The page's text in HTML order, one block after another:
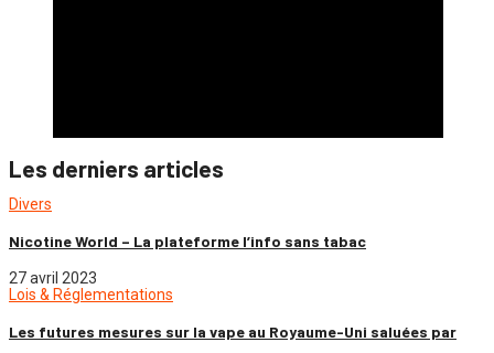
Les derniers articles
Divers
Nicotine World – La plateforme l’info sans tabac
27 avril 2023
Lois & Réglementations
Les futures mesures sur la vape au Royaume-Uni saluées par